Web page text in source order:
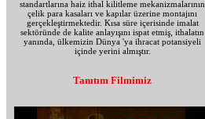
standartlarına haiz ithal kilitleme mekanizmalarının
çelik para kasaları ve kapılar üzerine montajını
gerçekleştirmektedir. Kısa süre içerisinde imalat
sektöründe de kalite anlayışını ispat etmiş, ithalatın
yanında, ülkemizin Dünya 'ya ihracat potansiyeli
içinde yerini almıştır.
Tanıtım Filmimiz